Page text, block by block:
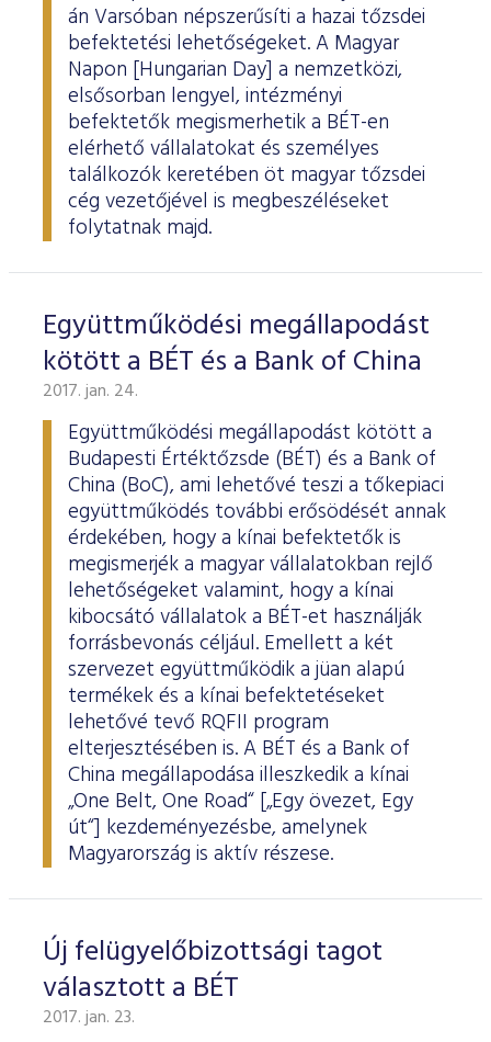
ESG Útmutató
án Varsóban népszerűsíti a hazai tőzsdei
befektetési lehetőségeket. A Magyar
Napon [Hungarian Day] a nemzetközi,
elsősorban lengyel, intézményi
befektetők megismerhetik a BÉT-en
elérhető vállalatokat és személyes
találkozók keretében öt magyar tőzsdei
cég vezetőjével is megbeszéléseket
folytatnak majd.
Együttműködési megállapodást
kötött a BÉT és a Bank of China
2017. jan. 24.
Együttműködési megállapodást kötött a
Budapesti Értéktőzsde (BÉT) és a Bank of
China (BoC), ami lehetővé teszi a tőkepiaci
együttműködés további erősödését annak
érdekében, hogy a kínai befektetők is
megismerjék a magyar vállalatokban rejlő
lehetőségeket valamint, hogy a kínai
kibocsátó vállalatok a BÉT-et használják
forrásbevonás céljául. Emellett a két
szervezet együttműködik a jüan alapú
termékek és a kínai befektetéseket
lehetővé tevő RQFII program
elterjesztésében is. A BÉT és a Bank of
China megállapodása illeszkedik a kínai
„One Belt, One Road“ [„Egy övezet, Egy
út“] kezdeményezésbe, amelynek
Magyarország is aktív részese.
Új felügyelőbizottsági tagot
választott a BÉT
2017. jan. 23.